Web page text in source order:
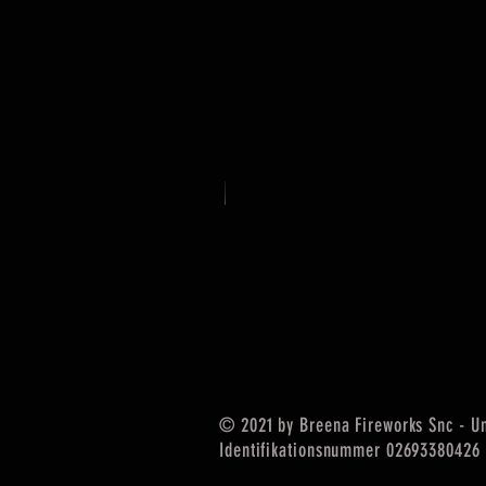
© 2021 by Breena Fireworks Snc -
Identifikationsnummer 02693380426